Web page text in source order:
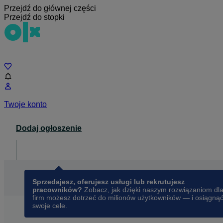
Przejdź do głównej części
Przejdź do stopki
Twoje konto
Dodaj ogłoszenie
Sprzedajesz, oferujesz usługi lub rekrutujesz
pracowników? Zobacz, jak dzięki naszym rozwiązaniom dla
firm możesz dotrzeć do milionów użytkowników — i osiągnąć
swoje cele.